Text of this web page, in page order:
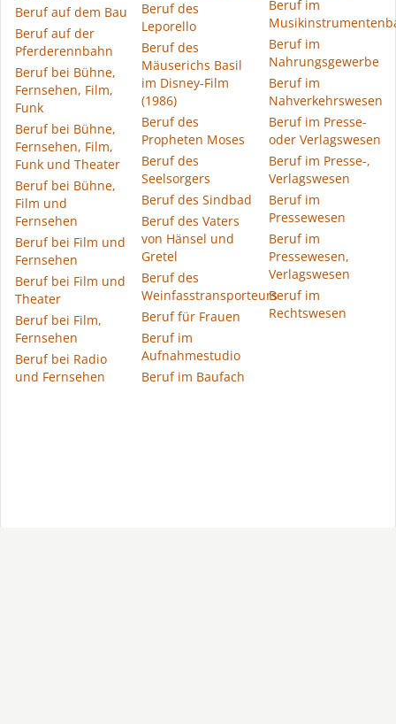
Beruf auf dem Bau
Beruf auf der
Pferderennbahn
Beruf bei Bühne,
Fernsehen, Film,
Funk
Beruf bei Bühne,
Fernsehen, Film,
Funk und Theater
Beruf bei Bühne,
Film und
Fernsehen
Beruf bei Film und
Fernsehen
Beruf bei Film und
Theater
Beruf bei Film,
Fernsehen
Beruf bei Radio
und Fernsehen
Beruf des
Leporello
Beruf des
Mäuserichs Basil
im Disney-Film
(1986)
Beruf des
Propheten Moses
Beruf des
Seelsorgers
Beruf des Sindbad
Beruf des Vaters
von Hänsel und
Gretel
Beruf des
Weinfasstransporteurs
Beruf für Frauen
Beruf im
Aufnahmestudio
Beruf im Baufach
Beruf im
Beruf im
Nahrungsgewerbe
Beruf im
Nahverkehrswesen
Beruf im Presse-
oder Verlagswesen
Beruf im Presse-,
Verlagswesen
Beruf im
Pressewesen
Beruf im
Pressewesen,
Verlagswesen
Beruf im
Rechtswesen